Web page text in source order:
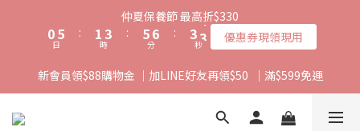
仲夏保養節 最高折$330
05
4
3
2
日
:
1
0
3
2
1
0
時
:
6
5
4
3
2
7
6
5
4
3
分
:
4
3
2
1
0
4
3
2
1
0
秒 優惠券現領現用
新會員領$88購物金 ｜加LINE好友再領$50  ｜滿$599免運